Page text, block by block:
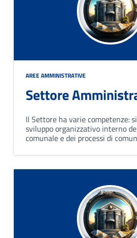
AREE AMMINISTRATIVE
Settore
Il Settore ha varie competenze:
sviluppo organizzativo interno
comunale e dei processi di
governo e alle altre strutture
dell'ente.